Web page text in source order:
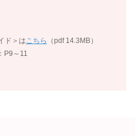
ド＞は こちら
（pdf 14.3MB）
P9～11